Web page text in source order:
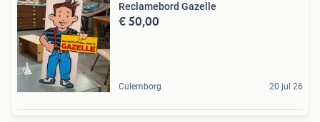
Reclamebord Gazelle
€ 50,00
Culemborg 20 jul 26